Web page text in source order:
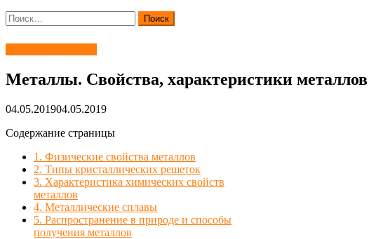
Найти:
Металлы. Свойства, характеристики металлов
04.05.201904.05.2019
Содержание страницы
1. Физические свойства металлов
2. Типы кристаллических решеток
3. Характеристика химических свойств
металлов
4. Металлические сплавы
5. Распространение в природе и способы
получения металлов